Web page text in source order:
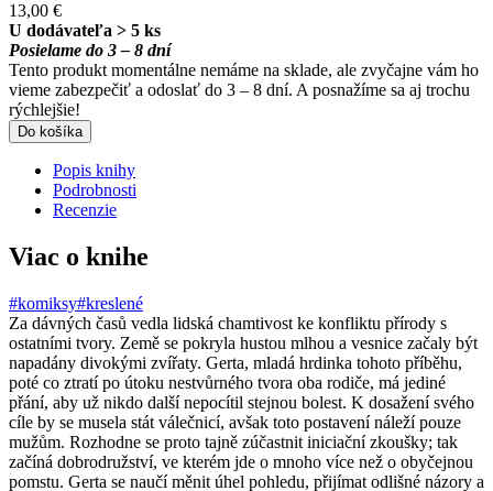
13,00 €
U dodávateľa > 5 ks
Posielame do 3 – 8 dní
Tento produkt momentálne nemáme na sklade, ale zvyčajne vám ho
vieme zabezpečiť a odoslať do 3 – 8 dní. A posnažíme sa aj trochu
rýchlejšie!
Do košíka
Popis knihy
Podrobnosti
Recenzie
Viac o knihe
#komiksy#kreslené
Za dávných časů vedla lidská chamtivost ke konfliktu přírody s
ostatními tvory. Země se pokryla hustou mlhou a vesnice začaly být
napadány divokými zvířaty. Gerta, mladá hrdinka tohoto příběhu,
poté co ztratí po útoku nestvůrného tvora oba rodiče, má jediné
přání, aby už nikdo další nepocítil stejnou bolest. K dosažení svého
cíle by se musela stát válečnicí, avšak toto postavení náleží pouze
mužům. Rozhodne se proto tajně zúčastnit iniciační zkoušky; tak
začíná dobrodružství, ve kterém jde o mnoho více než o obyčejnou
pomstu. Gerta se naučí měnit úhel pohledu, přijímat odlišné názory a